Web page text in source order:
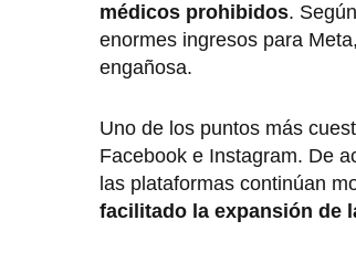
médicos prohibidos.
enormes ingresos para
engañosa.
Uno de los puntos más
Facebook e Instagram. De
las plataformas continúan
facilitado la expansión de